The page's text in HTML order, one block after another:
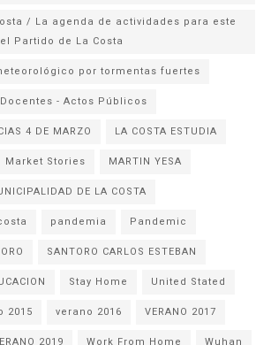
/ La agenda de actividades para este
Partido de La Costa
por tormentas fuertes
- Actos Públicos
4 DE MARZO
LA COSTA ESTUDIA
Market Stories
MARTIN YESA
DE LA COSTA
pandemia
Pandemic
SANTORO CARLOS ESTEBAN
Stay Home
United Stated
2015 verano 2016
VERANO 2017
2019 Work From Home Wuhan